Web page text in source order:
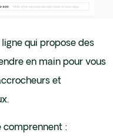
qui propose des
en main pour vous
et
comprennent :